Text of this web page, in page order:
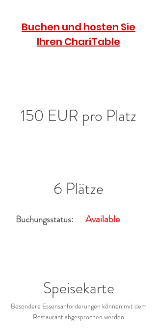
Buchen und hosten Sie
Ihren ChariTable
150 EUR pro Platz
6 Plätze
Buchungsstatus: Available
Speisekarte
Besondere Essensanforderungen können mit dem
Restaurant abgesprochen werden